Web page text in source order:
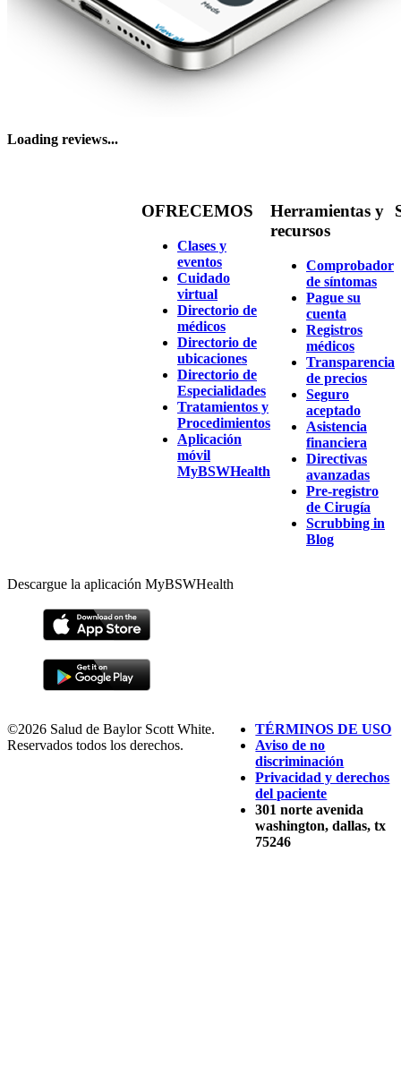
Loading reviews...
OFRECEMOS
Clases y
eventos
Cuidado
virtual
Directorio de
médicos
Directorio de
ubicaciones
Directorio de
Especialidades
Tratamientos y
Procedimientos
Aplicación
móvil
MyBSWHealth
Herramientas y
recursos
Comprobador
de síntomas
Pague su
cuenta
Registros
médicos
Transparencia
de precios
Seguro
aceptado
Asistencia
financiera
Directivas
avanzadas
Pre-registro
de Cirugía
Scrubbing in
Blog
Descargue la aplicación MyBSWHealth
©2026 Salud de Baylor Scott White.
Reservados todos los derechos.
TÉRMINOS DE USO
Aviso de no
discriminación
Privacidad y derechos
del paciente
301 norte avenida
washington, dallas, tx
75246